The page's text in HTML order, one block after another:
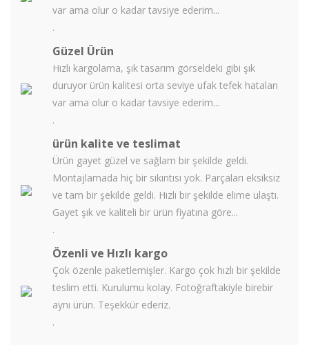
var ama olur o kadar tavsiye ederim...
.
Güzel Ürün
Hızlı kargolama, şık tasarım görseldeki gibi şık
duruyor ürün kalitesi orta seviye ufak tefek hataları
var ama olur o kadar tavsiye ederim...
.
ürün kalite ve teslimat
Ürün gayet güzel ve sağlam bir şekilde geldi.
Montajlamada hiç bir sıkıntısı yok. Parçaları eksiksiz
ve tam bir şekilde geldi. Hızlı bir şekilde elime ulaştı.
Gayet şık ve kaliteli bir ürün fiyatına göre...
.
Özenli ve Hızlı kargo
Çok özenle paketlemişler. Kargo çok hızlı bir şekilde
teslim etti. Kurulumu kolay. Fotoğraftakiyle birebir
aynı ürün. Teşekkür ederiz.
.